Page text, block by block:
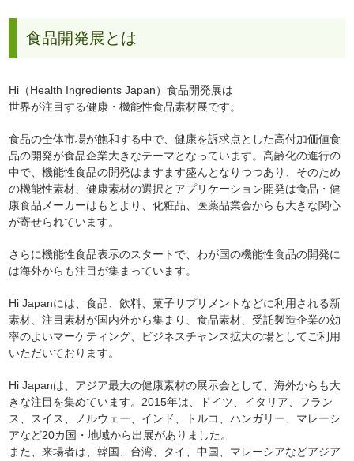
食品開発展とは
Hi（Health Ingredients Japan）食品開発展は
世界が注目する健康・機能性食品素材展です。
食品の全体市場が飽和する中で、健康を訴求点とした高付加価値食
品の開発が食品企業大きなテーマとなっています。高齢化の進行の
中で、機能性食品の開発はますます盛んとなりつつあり、そのため
の機能性素材、健康素材の選択とアプリケーション開発は食品・健
康食品メーカーはもとより、化粧品、医薬品業会からも大きな関心
が寄せられています。
さらに機能性食品表示のスタートで、わが国の機能性食品の開発に
は海外からも注目が集まっています。
Hi Japanには、食品、飲料、菓子サプリメントなどに利用される新
素材、注目素材が国内外から集まり、食品素材、受託製造企業の効
率のよいマーケティング、ビジネスチャンス拡大の場としてご利用
いただいております。
Hi Japanは、アジア最大の健康素材の展示会として、海外からも大
きな注目を集めています。2015年は、ドイツ、イタリア、フラン
ス、スイス、ノルウェー、インド、トルコ、ハンガリー、マレーシ
アなど20カ国・地域から出展がありました。
また、来場者は、韓国、台湾、タイ、中国、マレーシアなどアジア